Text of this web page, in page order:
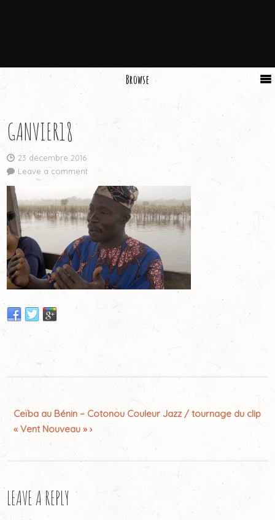
Browse
GANVIER18
23 décembre 2016
Leave a comment
Ceïba au Bénin – Cotonou Couleur Jazz / tournage du clip
« Vent Nouveau » ›
LEAVE A REPLY